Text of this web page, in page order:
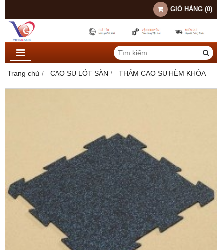
GIỎ HÀNG (0)
Trang chủ CAO SU LÓT SÀN THẢM CAO SU HÈM KHÓA